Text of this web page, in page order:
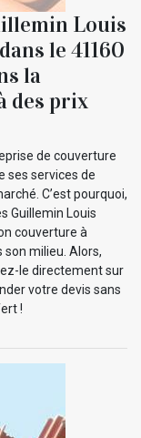
Louis
le 41160
la
des prix
de couverture
ses services de
C’est pourquoi,
Guillemin Louis
couverture à
son milieu. Alors,
le directement sur
votre devis sans
!